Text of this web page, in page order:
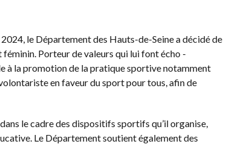
le Département des Hauts-de-Seine a décidé de
Porteur de valeurs qui lui font écho -
à la promotion de la pratique sportive notamment
en faveur du sport pour tous, afin de
le cadre des dispositifs sportifs qu’il organise,
Le Département soutient également des